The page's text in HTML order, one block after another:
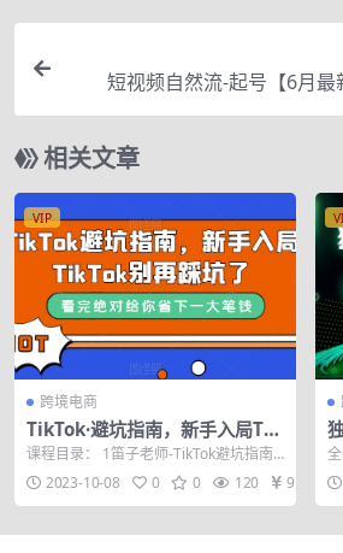
短视频自然流-起号【6月
相关文章
VIP
跨境电商
TikTok·避坑指南，新手入局Tk
别再踩坑了（10节课）
课程目录： 1笛子老师-TikTok避坑指南0
1、选错变现路径.mp4 2笛子老...
2023-10-08 0 0 120 9.9